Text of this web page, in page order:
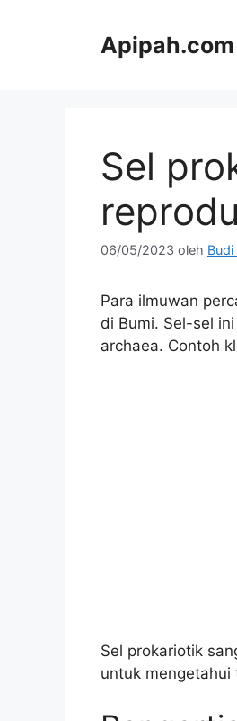
Apipah.com
Sel
06/05/2023 oleh
Para ilmuwan
di Bumi. Sel-sel
archaea. Contoh
Sel prokariotik
untuk mengetahui